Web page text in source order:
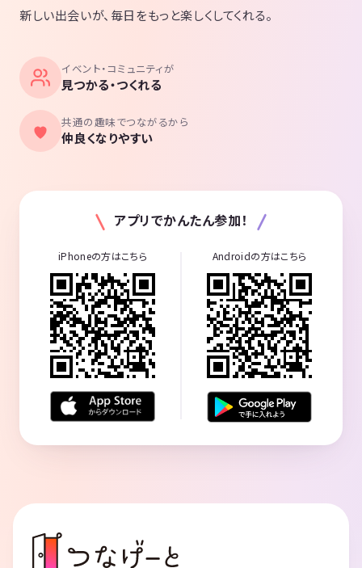
新しい出会いが、毎日をもっと楽しくしてくれる。
イベント・コミュニティが
見つかる・つくれる
共通の趣味でつながるから
仲良くなりやすい
アプリでかんたん参加！
iPhoneの方はこちら Androidの方はこちら